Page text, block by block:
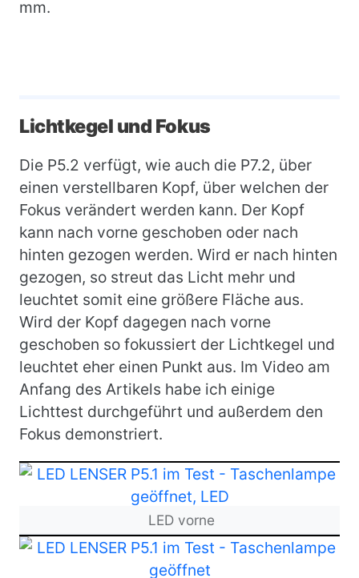
mm.
Lichtkegel und Fokus
Die P5.2 verfügt, wie auch die P7.2, über
einen verstellbaren Kopf, über welchen der
Fokus verändert werden kann. Der Kopf
kann nach vorne geschoben oder nach
hinten gezogen werden. Wird er nach hinten
gezogen, so streut das Licht mehr und
leuchtet somit eine größere Fläche aus.
Wird der Kopf dagegen nach vorne
geschoben so fokussiert der Lichtkegel und
leuchtet eher einen Punkt aus. Im Video am
Anfang des Artikels habe ich einige
Lichttest durchgeführt und außerdem den
Fokus demonstriert.
Bild
LED vorne
Bild